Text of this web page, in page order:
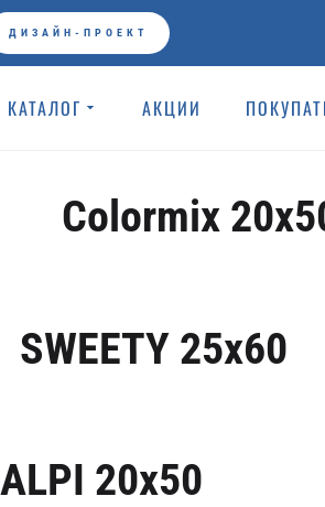
ДИЗАЙН-ПРОЕКТ
КАТАЛОГ АКЦИИ
коллекции
ГЛАВНАЯ
Colormix
SWEETY 25x60
ALPI 20x50